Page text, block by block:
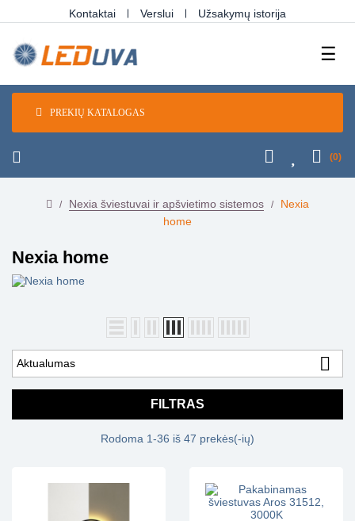
Kontaktai Verslui Užsakymų istorija
☰
PREKIŲ KATALOGAS
(0)
Nexia šviestuvai ir apšvietimo sistemos
Nexia
home
Nexia home
Aktualumas 
FILTRAS
Rodoma 1-36 iš 47 prekės(-ių)